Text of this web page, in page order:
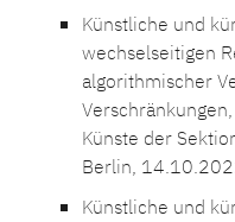
Künstliche und
wechselseitigen
algorithmischer
Künste der
Berlin,
Künstliche und